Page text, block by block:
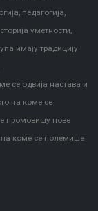
педагогија,
уметности,
имају традицију
се одвија настава и
на коме се
промовишу нове
на коме се полемише